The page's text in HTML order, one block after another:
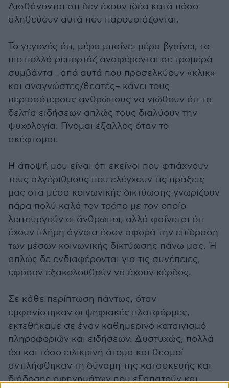
Αισθάνονται ότι δεν έχουν ιδέα κατά πόσο
αληθεύουν αυτά που παρουσιάζονται.
Το γεγονός ότι, μέρα μπαίνει μέρα βγαίνει, τα
πιο πολλά ρεπορτάζ αναφέρονται σε τρομερά
συμβάντα –από αυτά που προσελκύουν «κλικ»
και αναγνώστες/θεατές– κάνει τους
περισσότερους ανθρώπους να νιώθουν ότι τα
δελτία ειδήσεων απλώς τους διαλύουν την
ψυχολογία. Γίνομαι έξαλλος όταν το
σκέφτομαι.
Η άποψή μου είναι ότι εκείνοι που φτιάχνουν
τους αλγόριθμους που ελέγχουν τις πράξεις
μας στα μέσα κοινωνικής δικτύωσης γνωρίζουν
πάρα πολύ καλά τον τρόπο με τον οποίο
λειτουργούν οι άνθρωποι, αλλά φαίνεται ότι
έχουν πλήρη άγνοια όσον αφορά την επίδραση
των μέσων κοινωνικής δικτύωσης πάνω μας. Ή
απλώς δε ενδιαφέρονται για τις συνέπειες,
εφόσον εξακολουθούν να έχουν κέρδος.
Σε κάθε περίπτωση πάντως, όταν
εμφανίστηκαν οι ψηφιακές πλατφόρμες,
εκτεθήκαμε σε έναν καθημερινό καταιγισμό
πληροφοριών και ειδήσεων. Δυστυχώς, πολλά
όχι και τόσο ειλικρινή άτομα και θεσμοί
αντιλήφθηκαν τη δύναμη της κατασκευής και
διάδοσης αφηγημάτων που εξαπατούν και